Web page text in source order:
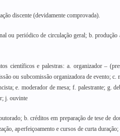
discente (devidamente comprovada).
ou periódico de circulação geral; b. produção
científicos e palestras: a. organizador –
ou subcomissão organizadora de evento; c.
e. moderador de mesa; f. palestrante; g.
j. ouvinte
b. créditos em preparação de tese de
aperfeiçoamento e cursos de curta